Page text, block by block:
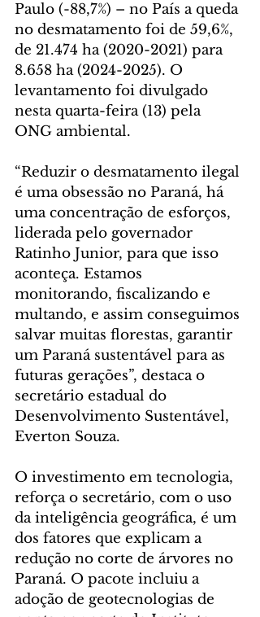
Paulo (-88,7%) – no País a queda
no desmatamento foi de 59,6%,
de 21.474 ha (2020-2021) para
8.658 ha (2024-2025). O
levantamento foi divulgado
nesta quarta-feira (13) pela
ONG ambiental.
“Reduzir o desmatamento ilegal
é uma obsessão no Paraná, há
uma concentração de esforços,
liderada pelo governador
Ratinho Junior, para que isso
aconteça. Estamos
monitorando, fiscalizando e
multando, e assim conseguimos
salvar muitas florestas, garantir
um Paraná sustentável para as
futuras gerações”, destaca o
secretário estadual do
Desenvolvimento Sustentável,
Everton Souza.
O investimento em tecnologia,
reforça o secretário, com o uso
da inteligência geográfica, é um
dos fatores que explicam a
redução no corte de árvores no
Paraná. O pacote incluiu a
adoção de geotecnologias de